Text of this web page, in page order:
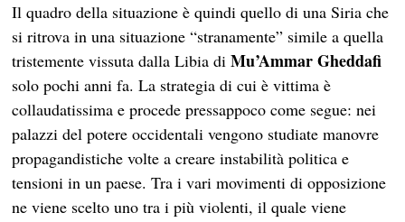
Il quadro della situazione è quindi quello di una Siria che
si ritrova in una situazione “stranamente” simile a quella
tristemente vissuta dalla Libia diMu’Ammar Gheddafi
solo pochi anni fa. La strategia di cui è vittima è
collaudatissima e procede pressappoco come segue: nei
palazzi del potere occidentali vengono studiate manovre
propagandistiche volte a creare instabilità politica e
tensioni in un paese. Tra i vari movimenti di opposizione
ne viene scelto uno tra i più violenti, il quale viene